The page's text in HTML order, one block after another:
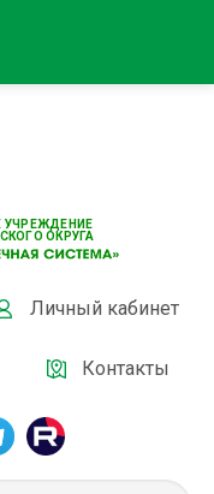
УЧРЕЖДЕНИЕ
ОКРУГА
Личный кабинет
Контакты